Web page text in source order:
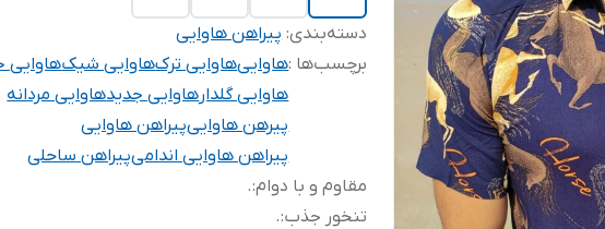
دسته‌بندی:پیراهن هاوایی
برچسب‌ها :هاواییهاوایی ترکهاوایی شیک
هاوایی گلدارهاوایی جدیدهاوایی مردانه
پیرهن هاواییپیراهن هاوایی
پیراهن هاوایی اندامیپیراهن ساحلی
مقاوم و با دوام:
.
تنخور جذب:
.